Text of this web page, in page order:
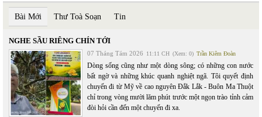
Bài Mới Thư Toà Soạn Tin
NGHE SẦU RIÊNG CHÍN TỚI
07 Tháng Tám 2026 11:11 CH (Xem: 0) Trần Kiêm Đoàn
Dòng sống cũng như một dòng sông; có những con nước
bất ngờ và những khúc quanh nghiệt ngã. Tôi quyết định
chuyến đi từ Mỹ về cao nguyên Đắk Lắk - Buôn Ma Thuột
chỉ trong vòng mười lăm phút trước một ngọn trào tỉnh cảm
đòi hỏi cần đến một chuyến đi xa.